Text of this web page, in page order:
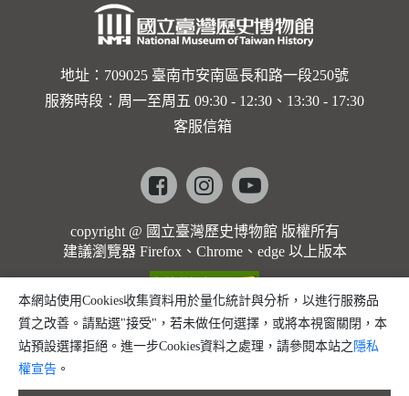
地址：709025 臺南市安南區長和路一段250號
服務時段：周一至周五 09:30 - 12:30、13:30 - 17:30
客服信箱
Facebookinstagramyoutube
copyright @ 國立臺灣歷史博物館 版權所有
建議瀏覽器 Firefox、Chrome、edge 以上版本
本網站使用Cookies收集資料用於量化統計與分析，以進行服務品
質之改善。請點選"接受"，若未做任何選擇，或將本視窗關閉，本
站預設選擇拒絕。進一步Cookies資料之處理，請參閱本站之 隱私
權宣告 。